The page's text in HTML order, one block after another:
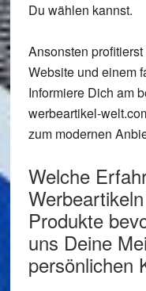
Du wählen kannst.
Ansonsten
Website und einem
Informiere Dich am
werbeartikel-
zum modernen
Welche
Produkte
uns Deine
persönlichen